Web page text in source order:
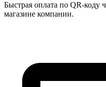
Быстрая оплата по QR-коду
магазине компании.